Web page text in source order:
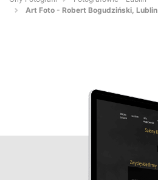
Art Foto - Robert Bogudziński, Lublin